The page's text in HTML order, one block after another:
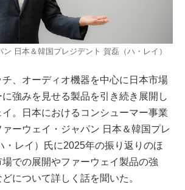
日本＆韓国プレジデント 賀磊（ハ・レイ）
、オーディオ機器を中心に日本市場
強みを見せる製品を引き続き展開し
。日本におけるコンシューマー事業
ァーウェイ・ジャパン 日本＆韓国プレ
・レイ）氏に2025年の振り返りのほ
での展開やファーウェイ製品の強
について詳しく話を聞いた。